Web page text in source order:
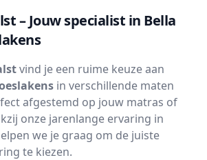
– Jouw specialist in Bella
vind je een ruime keuze aan
in verschillende maten
afgestemd op jouw matras of
onze jarenlange ervaring in
we je graag om de juiste
te kiezen.